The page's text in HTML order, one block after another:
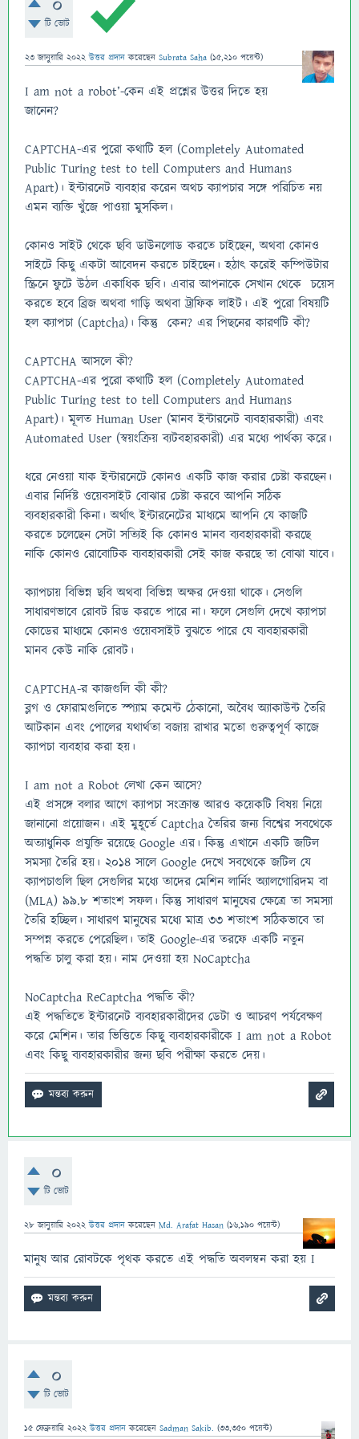
0
টি ভোট
23 জানুয়ারি 2022 উত্তর প্রদান করেছেন Subrata Saha (15,210 পয়েন্ট)
I am not a robot’-কেন এই প্রশ্নের উত্তর দিতে হয়
জানেন?
CAPTCHA-এর পুরো কথাটি হল (Completely Automated
Public Turing test to tell Computers and Humans
Apart)। ইন্টারনেট ব্যবহার করেন অথচ ক্যাপচার সঙ্গে পরিচিত নয়
এমন ব্যক্তি খুঁজে পাওয়া মুসকিল।
কোনও সাইট থেকে ছবি ডাউনলোড করতে চাইছেন, অথবা কোনও
সাইটে কিছু একটা আবেদন করতে চাইছেন। হঠাৎ করেই কম্পিউটার
স্ক্রিনে ফুটে উঠল একাধিক ছবি। এবার আপনাকে সেখান থেকে চয়েস
করতে হবে ব্রিজ অথবা গাড়ি অথবা ট্রাফিক লাইট। এই পুরো বিষয়টি
হল ক্যাপচা (Captcha)। কিন্তু কেন? এর পিছনের কারণটি কী?
CAPTCHA আসলে কী?
CAPTCHA-এর পুরো কথাটি হল (Completely Automated
Public Turing test to tell Computers and Humans
Apart)। মূলত Human User (মানব ইন্টারনেট ব্যবহারকারী) এবং
Automated User (স্বয়ংক্রিয় ব্যটবহারকারী) এর মধ্যে পার্থক্য করে।
ধরে নেওয়া যাক ইন্টারনেটে কোনও একটি কাজ করার চেষ্টা করছেন।
এবার নির্দিষ্ট ওয়েবসাইট বোঝার চেষ্টা করবে আপনি সঠিক
ব্যবহারকারী কিনা। অর্থাৎ ইন্টারনেটের মাধ্যমে আপনি যে কাজটি
করতে চলেছেন সেটা সত্যিই কি কোনও মানব ব্যবহারকারী করছে
নাকি কোনও রোবোটিক ব্যবহারকারী সেই কাজ করছে তা বোঝা যাবে।
ক্যাপচায় বিভিন্ন ছবি অথবা বিভিন্ন অক্ষর দেওয়া থাকে। সেগুলি
সাধারণভাবে রোবট রিড করতে পারে না। ফলে সেগুলি দেখে ক্যাপচা
কোডের মাধ্যমে কোনও ওয়েবসাইট বুঝতে পারে যে ব্যবহারকারী
মানব কেউ নাকি রোবট।
CAPTCHA-র কাজগুলি কী কী?
ব্লগ ও ফোরামগুলিতে স্প্যাম কমেন্ট ঠেকানো, অবৈধ অ্যাকাউন্ট তৈরি
আটকান এবং পোলের যথার্থতা বজায় রাখার মতো গুরুত্বপূর্ণ কাজে
ক্যাপচা ব্যবহার করা হয়।
I am not a Robot লেখা কেন আসে?
এই প্রসঙ্গে বলার আগে ক্যাপচা সংক্রান্ত আরও কয়েকটি বিষয় নিয়ে
জানানো প্রয়োজন। এই মুহূর্তে Captcha তৈরির জন্য বিশ্বের সবথেকে
অত্যাধুনিক প্রযুক্তি রয়েছে Google এর। কিন্তু এখানে একটি জটিল
সমস্যা তৈরি হয়। 2014 সালে Google দেখে সবথেকে জটিল যে
ক্যাপচাগুলি ছিল সেগুলির মধ্যে তাদের মেশিন লার্নিং অ্যালগোরিদম বা
(MLA) 99.8 শতাংশ সফল। কিন্তু সাধারণ মানুষের ক্ষেত্রে তা সমস্যা
তৈরি হচ্ছিল। সাধারণ মানুষের মধ্যে মাত্র 33 শতাংশ সঠিকভাবে তা
সম্পন্ন করতে পেরেছিল। তাই Google-এর তরফে একটি নতুন
পদ্ধতি চালু করা হয়। নাম দেওয়া হয় NoCaptcha
NoCaptcha ReCaptcha পদ্ধতি কী?
এই পদ্ধতিতে ইন্টারনেট ব্যবহারকারীদের ডেটা ও আচরণ পর্যবেক্ষণ
করে মেশিন। তার ভিত্তিতে কিছু ব্যবহারকারীকে I am not a Robot
এবং কিছু ব্যবহারকারীর জন্য ছবি পরীক্ষা করতে দেয়।
0
টি ভোট
28 জানুয়ারি 2022 উত্তর প্রদান করেছেন Md. Arafat Hasan (16,190 পয়েন্ট)
মানুষ আর রোবটকে পৃথক করতে এই পদ্ধতি অবলম্বন করা হয় I
0
টি ভোট
15 ফেব্রুয়ারি 2022 উত্তর প্রদান করেছেন Sadman Sakib. (33,350 পয়েন্ট)